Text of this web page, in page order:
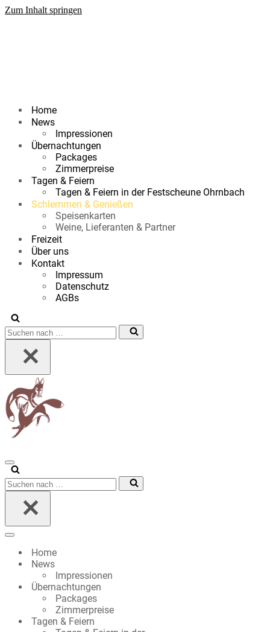
Zum Inhalt springen
Home
News
Impressionen
Übernachtungen
Packages
Zimmerpreise
Tagen & Feiern
Tagen & Feiern in der Festscheune Ohrnbach
Schlemmen & Genießen
Speisenkarten
Weine, Lieferanten & Partner
Freizeit
Über uns
Kontakt
Impressum
Datenschutz
AGBs
Suchen
nach …
Navigationsmenü
Suchen
nach …
Navigationsmenü
Home
News
Impressionen
Übernachtungen
Packages
Zimmerpreise
Tagen & Feiern